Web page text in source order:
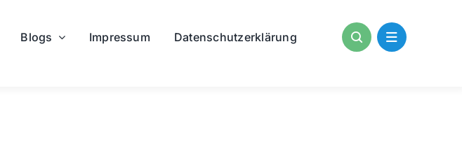
Blogs Impressum Datenschutzerklärung